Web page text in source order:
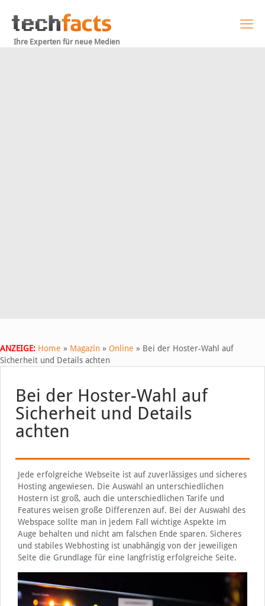
Ihre Experten für neue Medien
ANZEIGE: Home » Magazin » Online » Bei der Hoster-Wahl auf
Sicherheit und Details achten
Bei der Hoster-Wahl auf
Sicherheit und Details
achten
Jede erfolgreiche Webseite ist auf zuverlässiges und sicheres
Hosting angewiesen. Die Auswahl an unterschiedlichen
Hostern ist groß, auch die unterschiedlichen Tarife und
Features weisen große Differenzen auf. Bei der Auswahl des
Webspace sollte man in jedem Fall wichtige Aspekte im
Auge behalten und nicht am falschen Ende sparen. Sicheres
und stabiles Webhosting ist unabhängig von der jeweiligen
Seite die Grundlage für eine langfristig erfolgreiche Seite.